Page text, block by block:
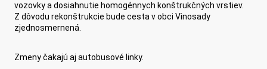
vozovky a dosiahnutie homogénnych konštrukčných vrstiev.
Z dôvodu rekonštrukcie bude cesta v obci Vinosady
zjednosmernená.
Zmeny čakajú aj autobusové linky.